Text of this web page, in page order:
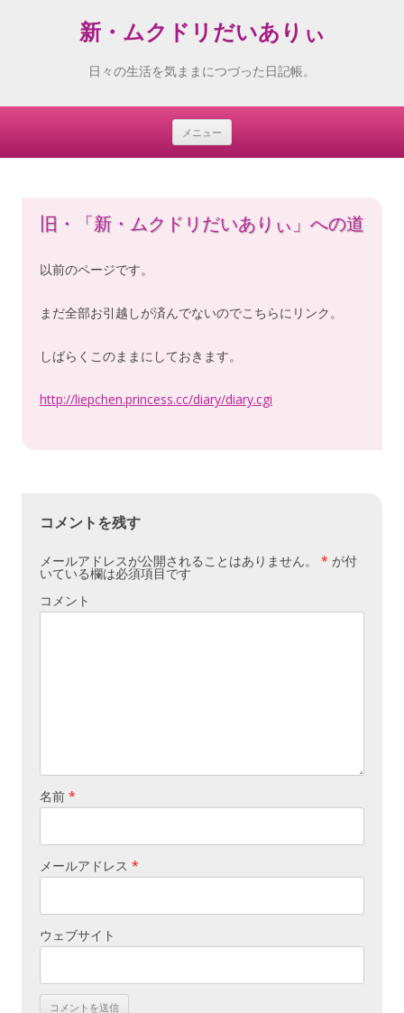
新・ムクドリだいありぃ
日々の生活を気ままにつづった日記帳。
メニュー
Skip
旧・「新・ムクドリだいありぃ」への道
以前のページです。
まだ全部お引越しが済んでないのでこちらにリンク。
しばらくこのままにしておきます。
http://liepchen.princess.cc/diary/diary.cgi
コメントを残す
メールアドレスが公開されることはありません。 * が付
いている欄は必須項目です
コメント
名前 *
メールアドレス *
ウェブサイト